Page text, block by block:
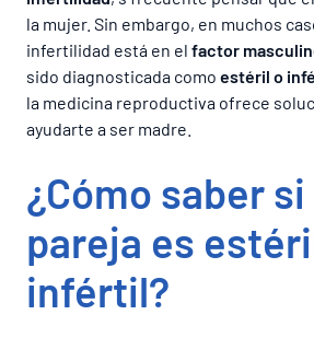
la mujer. Sin embargo, en muchos
infertilidad está en el factor
sido diagnosticada como estéril o
la medicina reproductiva ofrece
ayudarte a ser madre.
¿Cómo saber
pareja es
infértil?